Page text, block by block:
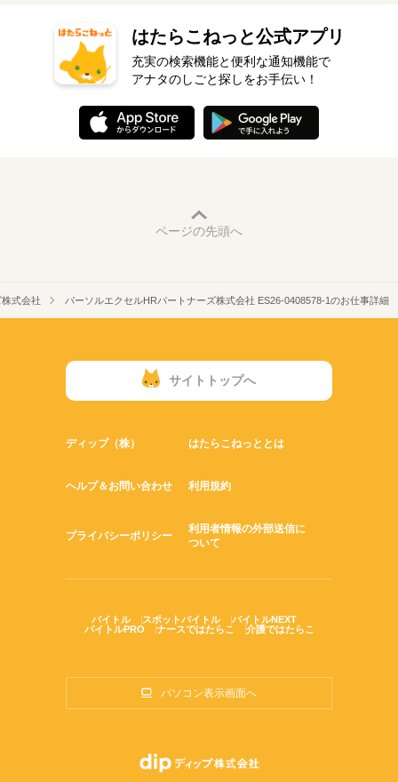
はたらこねっと公式アプリ
充実の検索機能と便利な通知機能で
アナタのしごと探しをお手伝い！
ページの先頭へ
式会社 パーソルエクセルHRパートナーズ株式会社 ES26-0408578-1のお仕事詳細
サイトトップへ
ディップ（株） はたらこねっととは
ヘルプ＆お問い合わせ 利用規約
プライバシーポリシー
利用者情報の外部送信に
ついて
バイトル スポットバイトル
バイトルNEXT
バイトルPRO
ナースではたらこ 介護ではたらこ
パソコン表示画面へ